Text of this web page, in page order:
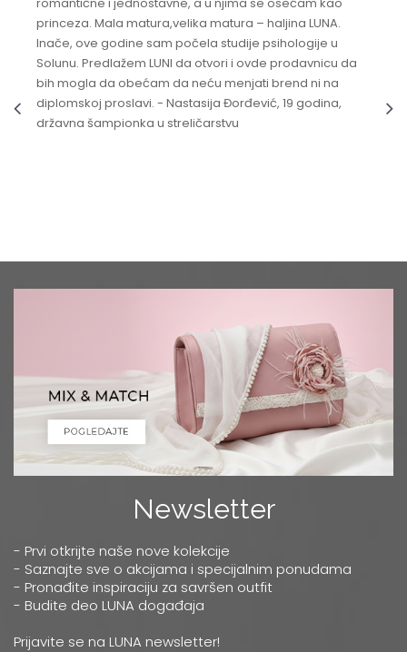
romantične i jednostavne, a u njima se osećam kao
princeza. Mala matura,velika matura – haljina LUNA.
Inače, ove godine sam počela studije psihologije u
Solunu. Predlažem LUNI da otvori i ovde prodavnicu da
bih mogla da obećam da neću menjati brend ni na
diplomskoj proslavi. - Nastasija Đorđević, 19 godina,
državna šampionka u streličarstvu
Newsletter
- Prvi otkrijte naše nove kolekcije
- Saznajte sve o akcijama i specijalnim ponudama
- Pronađite inspiraciju za savršen outfit
- Budite deo LUNA događaja
Prijavite se na LUNA newsletter!